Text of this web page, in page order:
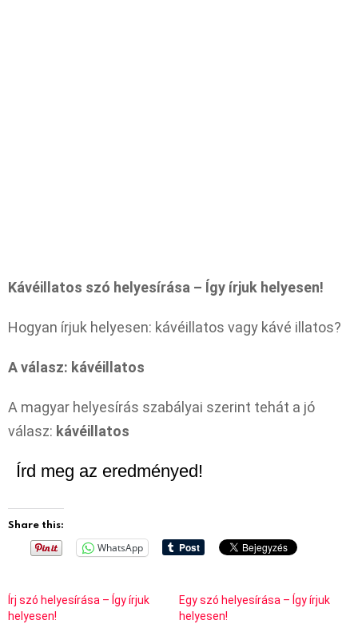
Kávéillatos szó helyesírása – Így írjuk helyesen!
Hogyan írjuk helyesen: kávéillatos vagy kávé illatos?
A válasz: kávéillatos
A magyar helyesírás szabályai szerint tehát a jó
válasz: kávéillatos
Írd meg az eredményed!
Share this:
WhatsApp
Írj szó helyesírása – Így írjuk
helyesen!
Egy szó helyesírása – Így írjuk
helyesen!